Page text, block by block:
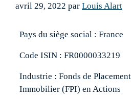
avril 29, 2022 par Louis Alart
Pays du siège social : France
Code ISIN : FR0000033219
Industrie : Fonds de Placement
Immobilier (FPI) en Actions